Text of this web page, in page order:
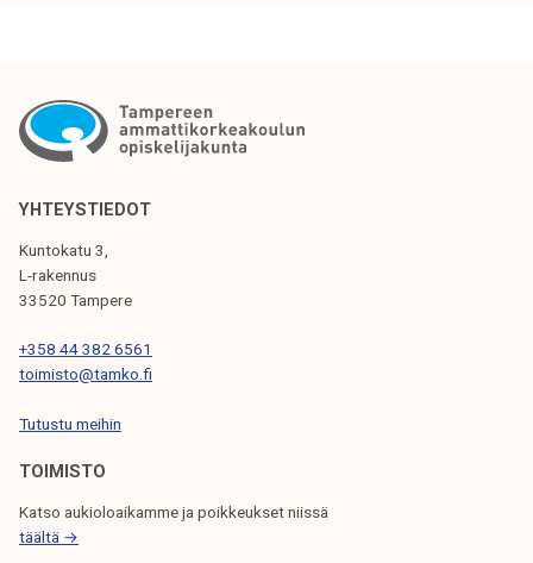
k
j
a
k
u
n
a
k
a
p
n
g
n
p
a
v
e
YHTEYSTIEDOT
Kuntokatu 3,
L-rakennus
33520 Tampere
+358 44 382 6561
toimisto@tamko.fi
Tutustu meihin
TOIMISTO
Katso aukioloaikamme ja poikkeukset niissä
täältä →